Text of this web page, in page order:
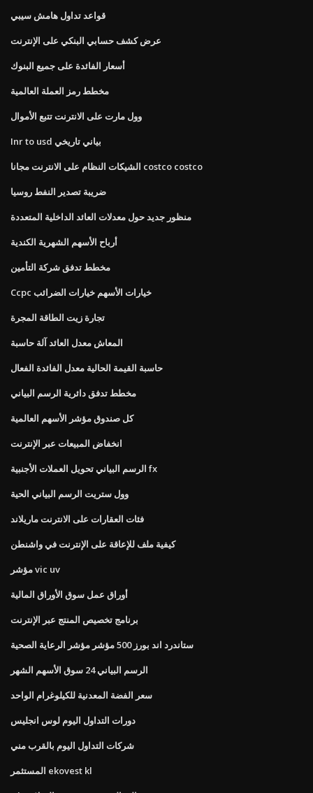
قواعد تداول هامش سيبي
عرض كشف حسابي البنكي على الإنترنت
أسعار الفائدة على جميع البنوك
مخطط رمز العملة العالمية
وول مارت على الانترنت تتبع الأموال
Inr to usd بياني تاريخي
الشيكات النظام على الانترنت مجانا costco costco
ضريبة تصدير النفط روسيا
منظور جديد حول معدلات العائد الداخلية المتعددة
أرباح الأسهم الشهرية الكندية
مخطط تدفق شركة التأمين
Ccpc خيارات الأسهم خيارات الضرائب
تجارة زيت الطاقة المجرة
المعاش معدل العائد آلة حاسبة
حاسبة القيمة الحالية معدل الفائدة الفعال
مخطط تدفق دائرية الرسم البياني
كل صندوق مؤشر الأسهم العالمية
انخفاض المبيعات عبر الإنترنت
الرسم البياني تحويل العملات الأجنبية fx
وول ستريت الرسم البياني الحية
فئات العقارات على الانترنت ماريلاند
كيفية ملف للإعاقة على الإنترنت في واشنطن
مؤشر vic uv
أوراق عمل سوق الأوراق المالية
برنامج تخصيص المنتج عبر الإنترنت
ستاندرد اند بورز 500 مؤشر مؤشر الرعاية الصحية
الرسم البياني 24 سوق الأسهم الشهر
سعر الفضة المعدنية للكيلوغرام الواحد
دورات التداول اليوم لوس انجليس
شركات التداول اليوم بالقرب مني
المستثمر ekovest kl